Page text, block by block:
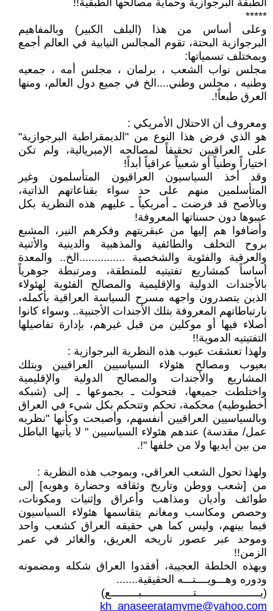
الطبقة البرجوازية وحماية مصالحها الطبقية!!
*****
وعلى أساس من هذا (البلف الكبير) وبالمفاهيم
البرجوازية البحتة، تقوم المجالس النيابية في العالم أجمع
وبمختلف تسمياتها:
مجلس نواب الشعب ، برلمان ، مجلس أمه ، جمعيه
وطنيه ، مجلس وطني....الخ في جميع دول العالم، ومنها
العرق طبعاً!.
ومعروف أن الاحتلال الأمريكي :
هو الذي فرض هذا النوع من "الديمقراطية البرجوازية"
على العراقيين تحقيقاً لمصالحه الإمبريالية، ولم تكن
اختياراً وطنياً أو شعبياً عراقياً أبداً!
وقد أخذ السياسيون العراقيون المتأسلمون وغير
المتأسلمين منهم على حد سواء بقناعاتهم الذاتية،
وبالأصح قد فرضت ـ أمريكياً ـ عليهم هذه النظرية بكل
عيبوها دون حسناتها المعروفة!
وأضافوا هم إليها من عبقريتهم وفكرهم النير، المشبع
بروح التخلف والطائفية والمذهبية والدينية والأثنية
والعرقية والفئوية والشخصية ...............الخ.. والمعدة
أساساً كمشاريع تفتيتيه للمنطقة، ومرتبطة جوهرياً
بالأجندات الدولية والإقليمية والمصالح الفئوية لهئولاء
الذين يتصدرون واجهه مسرح السياسة العراقية بأكمله،
بارتباطاتهم المعروفة بتلك الأجندات الأجنبية.. وسواء كانوا
أصلاء فيها أو موكلين من قبل غيرهم، بإدارة تفاصيلها
التفتيتيه الدموية!!
ولهذا تعشقت عيوب هذه النظرية البرجوازية :
بعيوب ومصالح هئولاء السياسيين العراقيين وبتلك
المشاريع والأجندات والمصالح الدولية والإقليمية
واختلطت جميعها، فتحولت ـ بجموعها ـ إلى (شبكه
أخطبوطيه) محكمة، تحكم وتتحكم بكل شيء في العراق
وبالسياسيين العراقيين أنفسهم، وأصبحت وكأنها "نظريه
عمل/ مقدسة) عندهم هئولاء السياسيين " لا يأتيها الباطل
من بين أيديها ولا من خلفها "!.
ولهذا تحول الشعب العراقي، وبموجب هذه النظرية :
من [شعب ووطن وتاريخ وثقافه وحضارة وهويه] إلى
طوائف وأديان ومذاهب وأعراق وإثنيات ومكونات،
وحصص ومكاسب ومغانم يتقاسمها هئولاء السياسيون
فيما بينهم، وليس كما هي حقيقه العراق كشعب واحد
وموحد عبر عصور تاريخه العريق، والغائر في عمر
الزمن!!
وبهذه الخلطة العجيبة، أفقدوا العراق شكله ومضمونه
ودوره وهـــويــــتـــه الحقيقية.......
(يـــــــــــــــــــــتـــــــــــــــــبـــــــــع)
kh_anaseeratamyme@yahoo.com